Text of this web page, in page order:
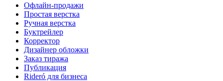
Офлайн-продажи
Простая верстка
Ручная верстка
Буктрейлер
Корректор
Дизайнер обложки
Заказ тиража
Публикация
Rideró для бизнеса